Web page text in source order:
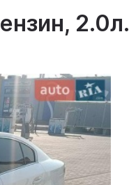
2.0л.